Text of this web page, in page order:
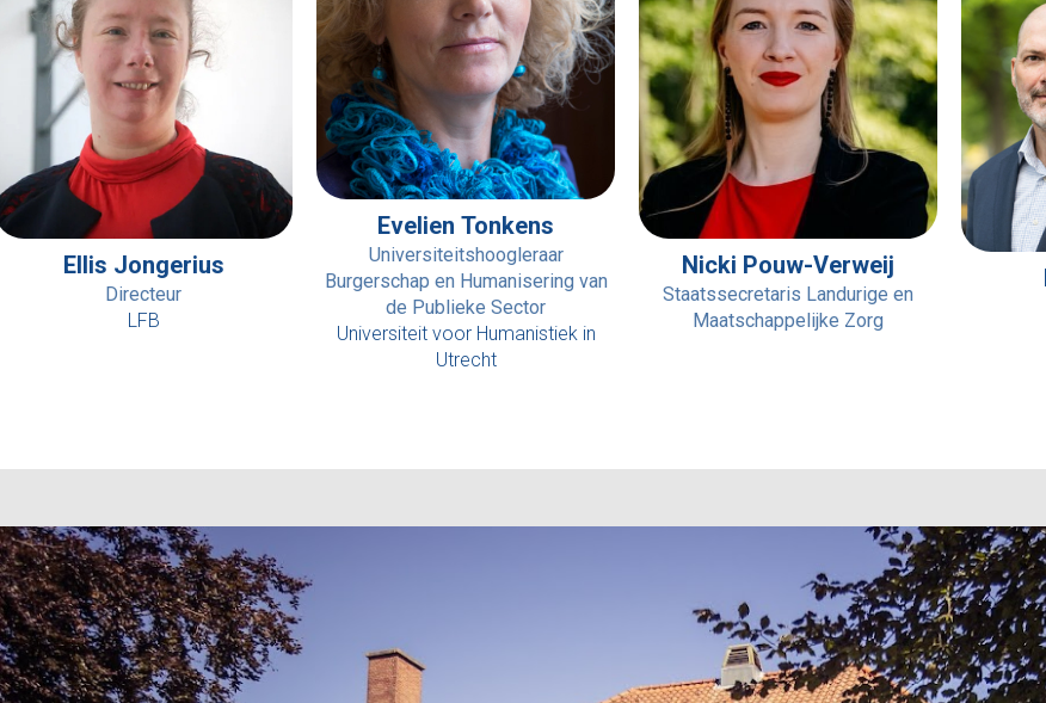
Ellis Jongerius
Directeur
LFB
Evelien Tonkens
Universiteitshoogleraar
Burgerschap en Humanisering van
de Publieke Sector
Universiteit voor Humanistiek in
Utrecht
Nicki Pouw-Verweij
Staatssecretaris Landurige en
Maatschappelijke Zorg